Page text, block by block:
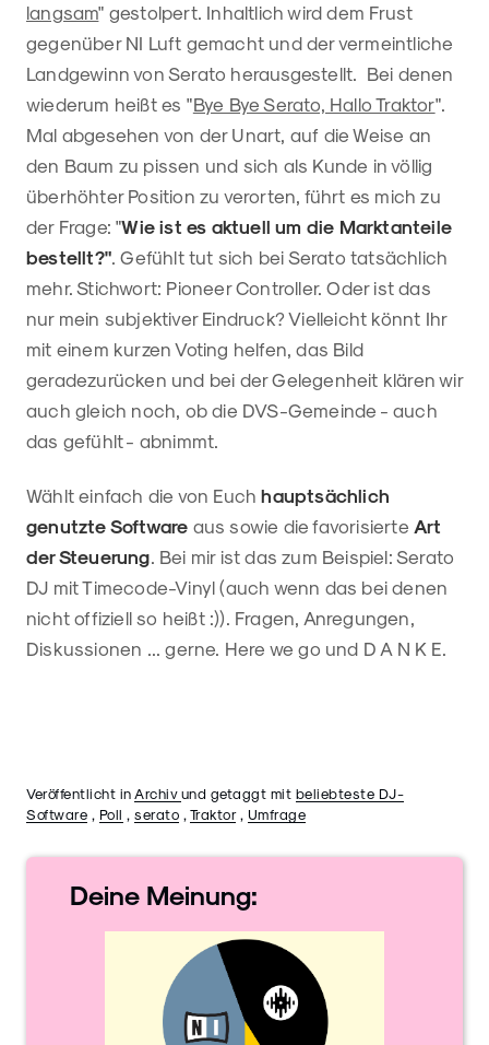
langsam" gestolpert. Inhaltlich wird dem Frust
gegenüber NI Luft gemacht und der vermeintliche
Landgewinn von Serato herausgestellt. Bei denen
wiederum heißt es "Bye Bye Serato, Hallo Traktor".
Mal abgesehen von der Unart, auf die Weise an
den Baum zu pissen und sich als Kunde in völlig
überhöhter Position zu verorten, führt es mich zu
der Frage: "Wie ist es aktuell um die Marktanteile
bestellt?". Gefühlt tut sich bei Serato tatsächlich
mehr. Stichwort: Pioneer Controller. Oder ist das
nur mein subjektiver Eindruck? Vielleicht könnt Ihr
mit einem kurzen Voting helfen, das Bild
geradezurücken und bei der Gelegenheit klären wir
auch gleich noch, ob die DVS-Gemeinde - auch
das gefühlt - abnimmt.
Wählt einfach die von Euch hauptsächlich
genutzte Software aus sowie die favorisierte Art
der Steuerung. Bei mir ist das zum Beispiel: Serato
DJ mit Timecode-Vinyl (auch wenn das bei denen
nicht offiziell so heißt :)). Fragen, Anregungen,
Diskussionen ... gerne. Here we go und D A N K E.
Veröffentlicht in Archiv und getaggt mit beliebteste DJ-
Software , Poll , serato , Traktor, Umfrage
Deine Meinung: